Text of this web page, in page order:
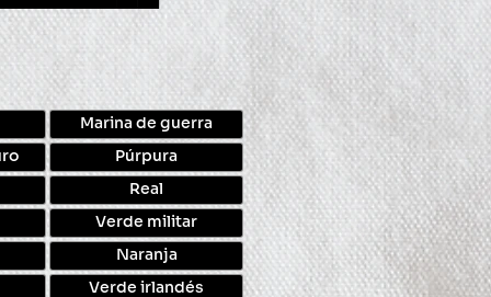
Marina de guerra
Púrpura
Real
Verde militar
Naranja
Verde irlandés